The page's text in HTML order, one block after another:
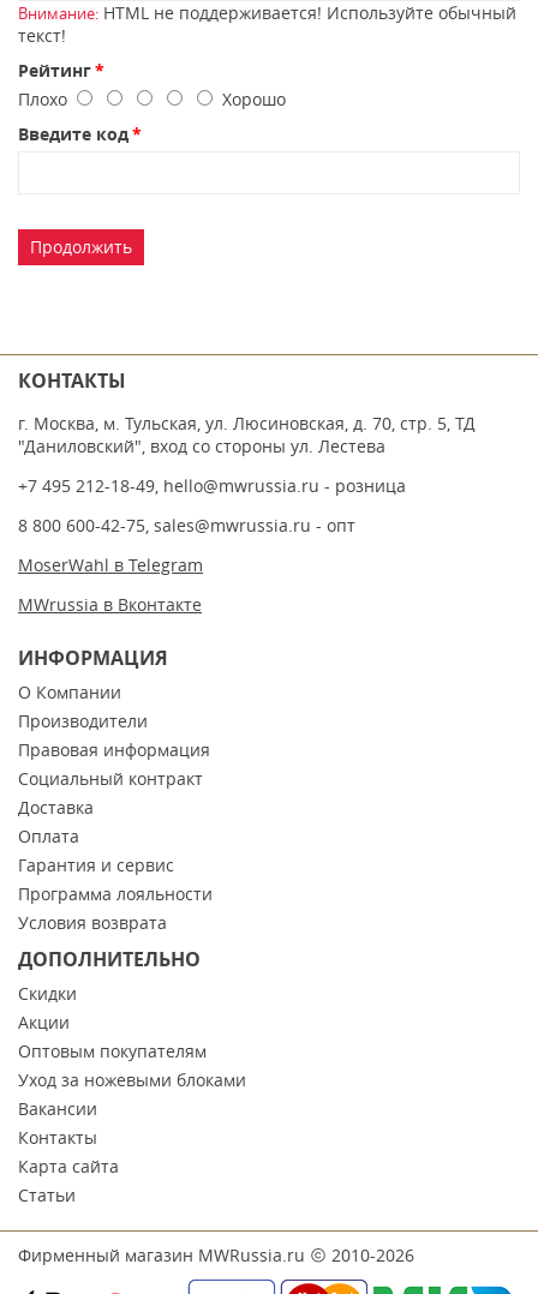
Внимание: HTML не поддерживается! Используйте обычный
текст!
Рейтинг
Плохо
Хорошо
Введите код
Продолжить
КОНТАКТЫ
г. Москва, м. Тульская, ул. Люсиновская, д. 70, стр. 5, ТД
"Даниловский", вход со стороны ул. Лестева
+7 495 212-18-49, hello@mwrussia.ru - розница
8 800 600-42-75, sales@mwrussia.ru - опт
MoserWahl в Telegram
MWrussia в Вконтакте
ИНФОРМАЦИЯ
О Компании
Производители
Правовая информация
Социальный контракт
Доставка
Оплата
Гарантия и сервис
Программа лояльности
Условия возврата
ДОПОЛНИТЕЛЬНО
Скидки
Акции
Оптовым покупателям
Уход за ножевыми блоками
Вакансии
Контакты
Карта сайта
Статьи
Фирменный магазин MWRussia.ru 2010-2026